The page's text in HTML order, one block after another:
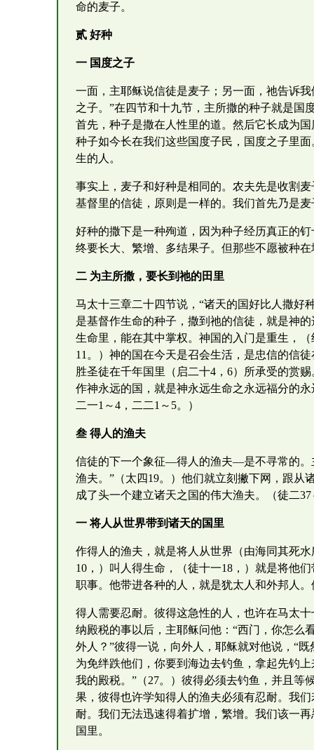
命的麦子。
贰 好种
一 国度之子
一面，主耶稣说信徒是麦子；另一面，祂告诉
之子。”在四节和十九节，主所撒的种子就是国
首先，种子是撒在人性里的道。然后它长成为
种子如今长在我们这些国度子民，国度之子里
生的人。
事实上，麦子和好种是相同的。农夫先是收割
基督里的信徒，原则是一样的。我们首先乃是
好种的撒下是一种殉道，因为种子经历真正的
终要长大、繁增、多结果子。但那些不愿被种
二 为主所撒，要长到祂的田里
马太十三章二十四节说，“诸天的国好比人撒好
是基督作生命的种子，撒到祂的信徒，就是神
生命里，能在其中掌权。神国的入门是重生，
11。）神的国在今天是召会生活，是忠信的信
胜圣徒在千年国里（启二十4，6）所承受的赏
作神永远的国，就是神永远生命之永远福分的
二一1～4，二二1～5。）
叁 得人的渔夫
信徒的下一个象征—得人的渔夫—是不寻常的。
渔夫。”（太四19。）他们就立刻撇下网，跟从
成了头一个建立诸天之国的伟大渔夫。（徒二37
一 将人从世界带到诸天的国里
作得人的渔夫，就是将人从世界（由海同其死
10，）叫人得生命，（徒十一18，）就是将他
职事。他带进各种的人，就是犹太人和外邦人
得人需要忍耐。彼得这急性的人，也许在马太
纳殿税的事以后，主耶稣问他：“西门，你怎么
外人？”彼得一说，向外人，耶稣就对他说，“
为免绊跌他们，你要到海边去钓鱼，拿起先钓
我的殿税。”（27。）彼得必须去钓鱼，并且等
果，彼得也许学知得人的渔夫必须有忍耐。我
耐。我们无法迅速得着扩增，繁增。我们该一
国里。